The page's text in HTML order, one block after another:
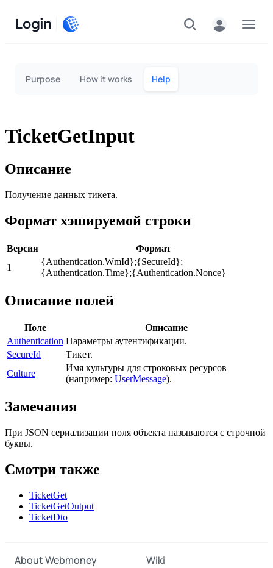
Login
Purpose How it works Help
TicketGetInput
Описание
Получение данных тикета.
Формат хэшируемой строки
Версия
Формат
1
{Authentication.WmId};{SecureId};
{Authentication.Time};{Authentication.Nonce}
Описание полей
Поле
Описание
Authentication Параметры аутентификации.
SecureId
Тикет.
Culture
Имя культуры для строковых ресурсов
(например: UserMessage).
Замечания
При JSON сериализации поля объекта называются с строчной
буквы.
Смотри также
TicketGet
TicketGetOutput
TicketDto
About Webmoney
Wiki